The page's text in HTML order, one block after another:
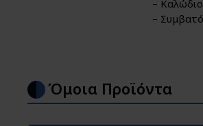
–
–
Όμοια Προϊόντα